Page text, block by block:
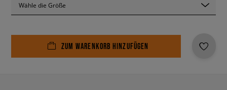
Wähle die Größe
ZUM WARENKORB HINZUFÜGEN